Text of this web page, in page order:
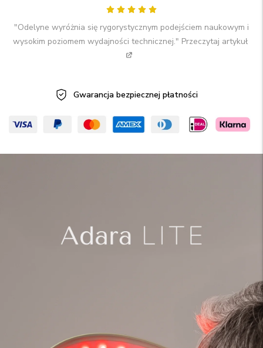
"Odelyne wyróżnia się rygorystycznym podejściem naukowym i
wysokim poziomem wydajności technicznej." Przeczytaj artykuł
Gwarancja bezpiecznej płatności